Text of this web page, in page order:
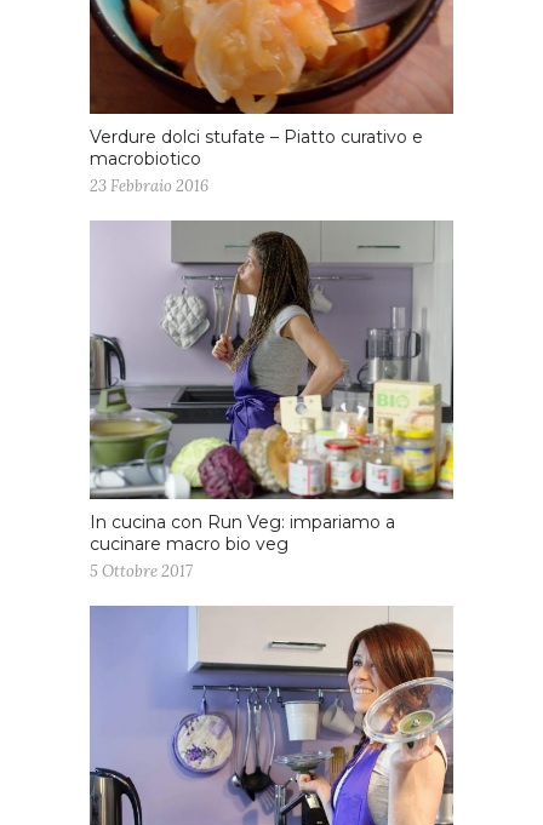
Verdure dolci stufate – Piatto curativo e
macrobiotico
23 Febbraio 2016
In cucina con Run Veg: impariamo a
cucinare macro bio veg
5 Ottobre 2017